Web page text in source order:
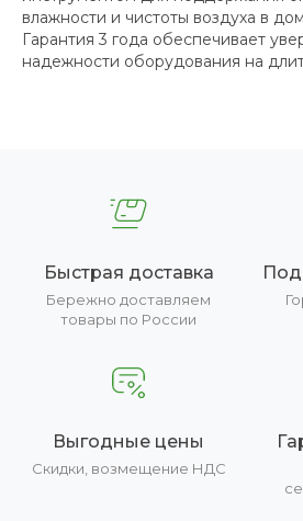
влажности и чистоты воздуха в
Гарантия 3 года обеспечивает
надежности оборудования на
Быстрая доставка
Бережно доставляем
товары по России
Выгодные цены
Скидки, возмещение НДС